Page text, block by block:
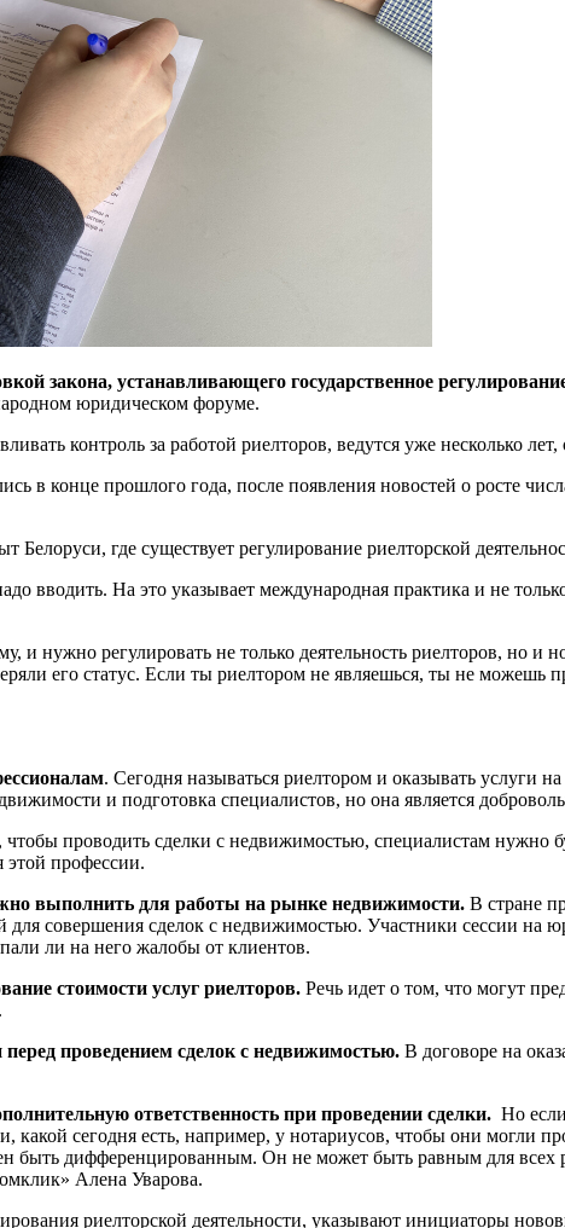
закона, устанавливающего государственное
юридическом форуме.
контроль за работой риелторов, ведутся уже несколько
в конце прошлого года, после появления новостей о росте
Белоруси, где существует регулирование риелторской
вводить. На это указывает международная практика и не
и нужно регулировать не только деятельность риелторов, но
его статус. Если ты риелтором не являешься, ты не можешь
. Сегодня называться риелтором и оказывать
и подготовка специалистов, но она является
проводить сделки с недвижимостью, специалистам нужно
этой профессии.
выполнить для работы на рынке недвижимости. В стране
совершения сделок с недвижимостью. Участники сессии на
ли на него жалобы от клиентов.
стоимости услуг риелторов. Речь идет о том, что могут
проведением сделок с недвижимостью. В договоре на
ответственность при проведении сделки. Но
сегодня есть, например, у нотариусов, чтобы они могли
быть дифференцированным. Он не может быть равным для
Алена Уварова.
риелторской деятельности, указывают инициаторы